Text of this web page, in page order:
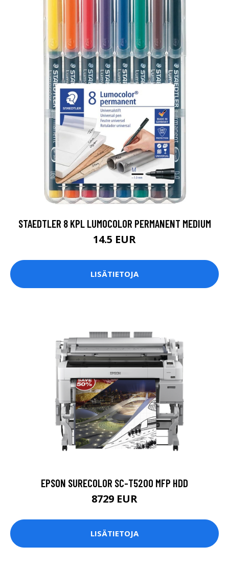
STAEDTLER 8 KPL LUMOCOLOR PERMANENT MEDIUM
14.5 EUR
LISÄTIETOJA
EPSON SURECOLOR SC-T5200 MFP HDD
8729 EUR
LISÄTIETOJA